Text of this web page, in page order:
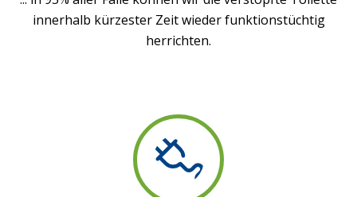
innerhalb kürzester Zeit wieder funktionstüchtig
herrichten.